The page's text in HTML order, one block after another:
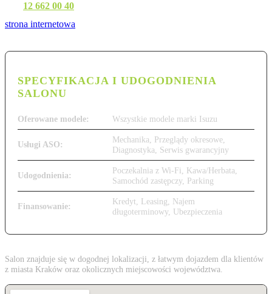
12 662 00 40
strona internetowa
SPECYFIKACJA I UDOGODNIENIA
SALONU
Oferowane modele: Wszystkie modele marki Isuzu
Usługi ASO:
Mechanika, Przeglądy okresowe,
Diagnostyka, Serwis gwarancyjny
Udogodnienia:
Poczekalnia z Wi-Fi, Kawa/Herbata,
Samochód zastępczy, Parking
Finansowanie:
Kredyt, Leasing, Najem
długoterminowy, Ubezpieczenia
Salon znajduje się w dogodnej lokalizacji, z łatwym dojazdem dla klientów
z miasta Kraków oraz okolicznych miejscowości województwa.